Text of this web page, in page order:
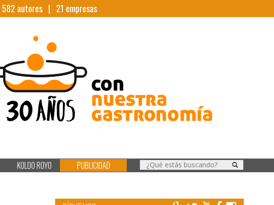
582 autores | 21 empresas
KOLDO ROYO PUBLICIDAD